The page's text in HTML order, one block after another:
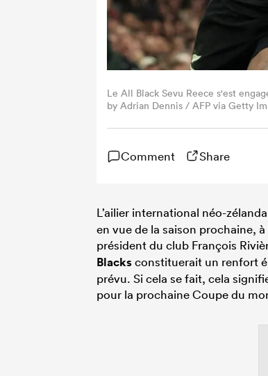
Le All Black Sevu Reece s'est
by Adrian Dennis / AFP via Getty
Comment Share
L’ailier international néo-
en vue de la saison prochaine,
président du club François
Blacksconstituerait un renfort
prévu. Si cela se fait, cela
pour la prochaine Coupe du